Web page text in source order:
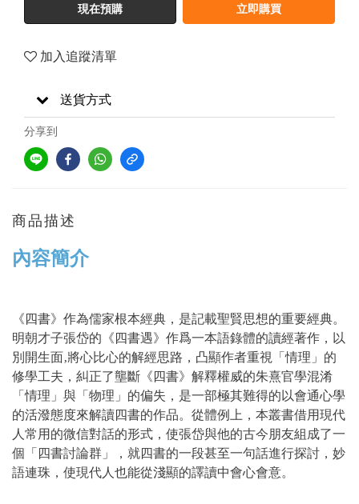
現在預購 立即購買
加入追蹤清單
送貨方式
分享到
商品描述
內容簡介
《四書》作為儒家根本經典，是記載聖賢思想的重要經典。
明朝才子張岱的《四書遇》作爲一本語錄體的讀經著作，以
別開生面‚將心比心的解經思路，凸顯作者重視「情理」的
修學工夫，糾正了壟斷《四書》解釋權威的朱熹官學混淆
「情理」與「物理」的偏失，是一部極其難得的以會通心學
的活潑態度來解讀四書的作品。從體例上，本叢書借用現代
人常用的微信對話的形式，使張岱與他的古今朋友組成了一
個「四書討論群」，就四書的一段甚至一句話進行探討，妙
語連珠，使現代人也能從淺顯的譯讀中會心會意。